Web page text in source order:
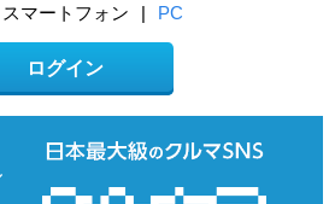
スマートフォン | PC
ログイン